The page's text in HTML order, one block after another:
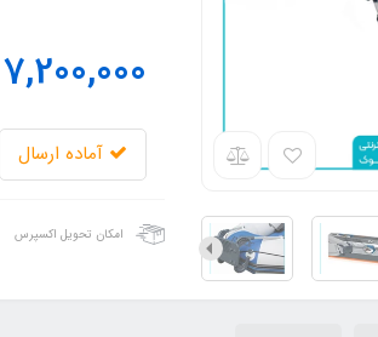
7,200,000
آماده ارسال
امکان تحویل اکسپرس